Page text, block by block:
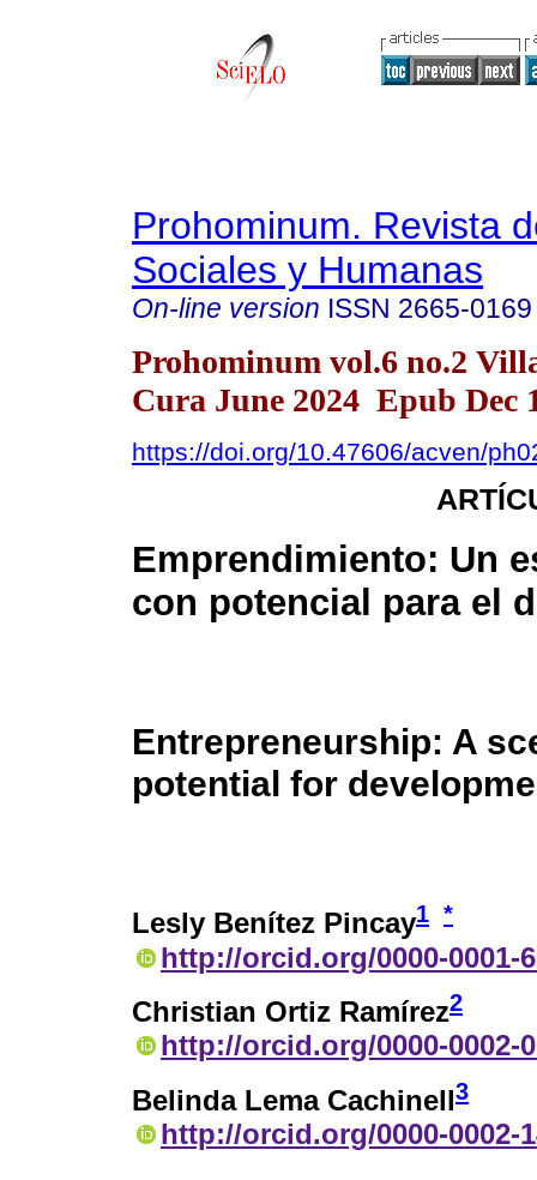
Prohominum. Revista
Sociales y Humanas
On-line version ISSN 2665-0169
Prohominum vol.6 no.2
Cura June 2024 Epub Dec
https://doi.org/10.47606/acven/
Emprendimiento: Un
con potencial para el
Entrepreneurship: A
potential for
Lesly Benítez Pincay1 *
http://orcid.org/0000-0001-
Christian Ortiz Ramírez2
http://orcid.org/0000-0002-
Belinda Lema Cachinell3
http://orcid.org/0000-0002-